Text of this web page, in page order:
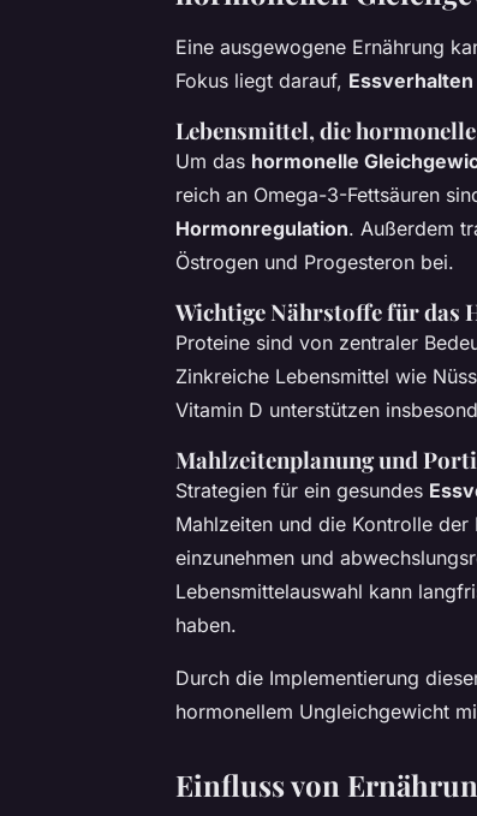
Eine ausgewogene Ernährung
Fokus liegt darauf, Essverhalten
Lebensmittel, die
Um das hormonelle
reich an Omega-3-Fettsäuren
Hormonregulation. Außerdem
Östrogen und Progesteron bei.
Wichtige Nährstoffe für das
Proteine sind von zentraler
Zinkreiche Lebensmittel wie
Vitamin D unterstützen
Mahlzeitenplanung und
Strategien für ein gesundes
Mahlzeiten und die Kontrolle
einzunehmen und
Lebensmittelauswahl kann
haben.
Durch die Implementierung
hormonellem Ungleichgewicht
Einfluss von